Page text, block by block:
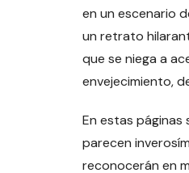
en un escenario
un retrato
que se niega a
envejecimiento,
En estas
parecen
reconocerán en